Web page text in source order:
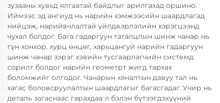
зузааны хувьд ялгаатай байдлыг арилгахад оршино.
Иймээс эд ангиуд нь нарийн хэмжээсийн шаардлагад
нийцэж, нарийвчлалтай үйлдвэрлэлийн хэрэгцээнд
чухал болдог. Бага гадаргуун таталцлын шинж чанар нь
гүн хонхор, хурц өнцөг, харьцангуй нарийн гадаргуун
шинж чанар зэрэг хэвийн тусгаарлагчийн системд
сорилт болдог нарийн геометрт жигд тархах
боломжийг олгодог. Чанарын хяналтын давуу тал нь
хагас боловсруулалтын шаардлагыг багасгадаг. Учир нь
деталь загаснаас гарахдаа л бэлэн бүтээгдэхүүний